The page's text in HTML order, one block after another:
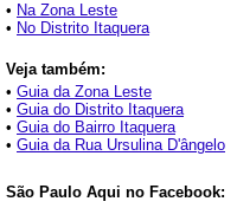
• Na Zona Leste
• No Distrito Itaquera
Veja também:
• Guia da Zona Leste
• Guia do Distrito Itaquera
• Guia do Bairro Itaquera
• Guia da Rua Ursulina D'ângelo
São Paulo Aqui no Facebook: